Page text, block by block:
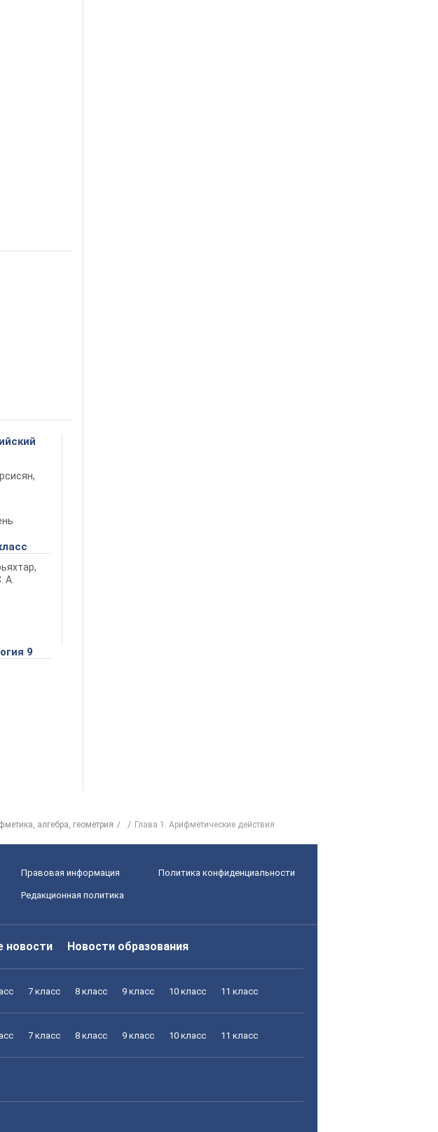
А.
9
алгебра, геометрия Глава 1. Арифметические действия
Правовая информация Политика конфиденциальности
Редакционная политика
новости Новости образования
7 класс 8 класс 9 класс 10 класс 11 класс
7 класс 8 класс 9 класс 10 класс 11 класс